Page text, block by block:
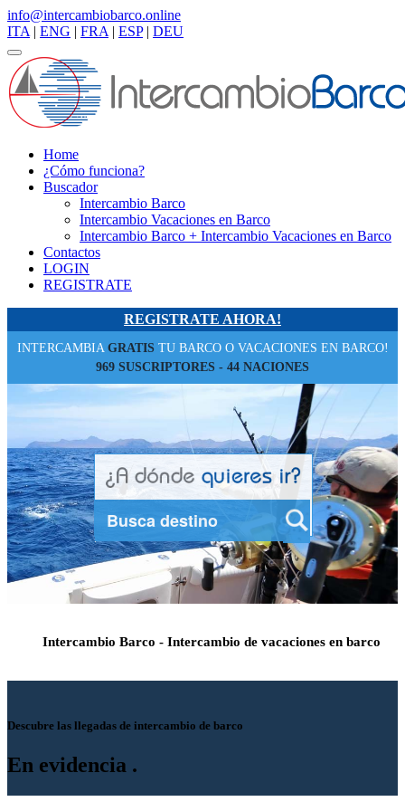
info@intercambiobarco.online
ITA | ENG | FRA | ESP| DEU
Toggle navigation
Home
¿Cómo funciona?
Buscador
Intercambio Barco
Intercambio Vacaciones en Barco
Intercambio Barco + Intercambio Vacaciones en Barco
Contactos
LOGIN
REGISTRATE
REGISTRATE AHORA!
INTERCAMBIA GRATISTU BARCO O VACACIONES EN BARCO!
969 SUSCRIPTORES - 44 NACIONES
Intercambio Barco - Intercambio de vacaciones en barco
Descubre las llegadas de intercambio de barco
En evidencia .